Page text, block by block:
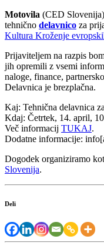
Motovila (CED
tehnično delavnico za
Kultura Kroženje
Prijaviteljem na razpis
jih opremili z vsemi
naloge, finance,
Delavnica je brezplačna.
Kaj: Tehnična delavnica
Kdaj: Četrtek, 14. april,
Več informacij TUKAJ.
Dodatne informacije:
Dogodek organiziramo
Slovenija.
Deli